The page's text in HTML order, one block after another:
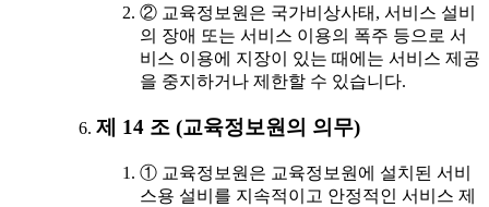
② 교육정보원은 국가비상사태, 서비스 설비
의 장애 또는 서비스 이용의 폭주 등으로 서
비스 이용에 지장이 있는 때에는 서비스 제공
을 중지하거나 제한할 수 있습니다.
제 14 조 (교육정보원의 의무)
① 교육정보원은 교육정보원에 설치된 서비
스용 설비를 지속적이고 안정적인 서비스 제